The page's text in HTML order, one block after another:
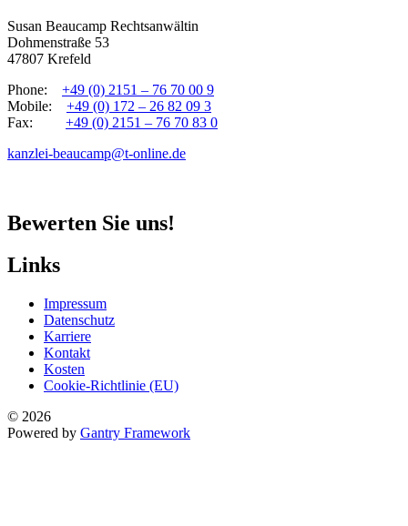
Susan Beaucamp Rechtsanwältin
Dohmenstraße 53
47807 Krefeld
Phone: +49 (0) 2151 – 76 70 00 9
Mobile: +49 (0) 172 – 26 82 09 3
Fax: +49 (0) 2151 – 76 70 83 0
kanzlei-beaucamp@t-online.de
Bewerten Sie uns!
Links
Impressum
Datenschutz
Karriere
Kontakt
Kosten
Cookie-Richtlinie (EU)
© 2026
Powered by Gantry Framework